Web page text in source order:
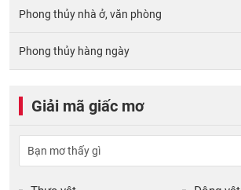
Phong thủy nhà ở, văn phòng
Phong thủy hàng ngày
Giải mã giấc mơ